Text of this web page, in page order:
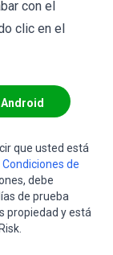
con el
clic en el
Android
que usted está
Condiciones de
debe
de prueba
propiedad y está